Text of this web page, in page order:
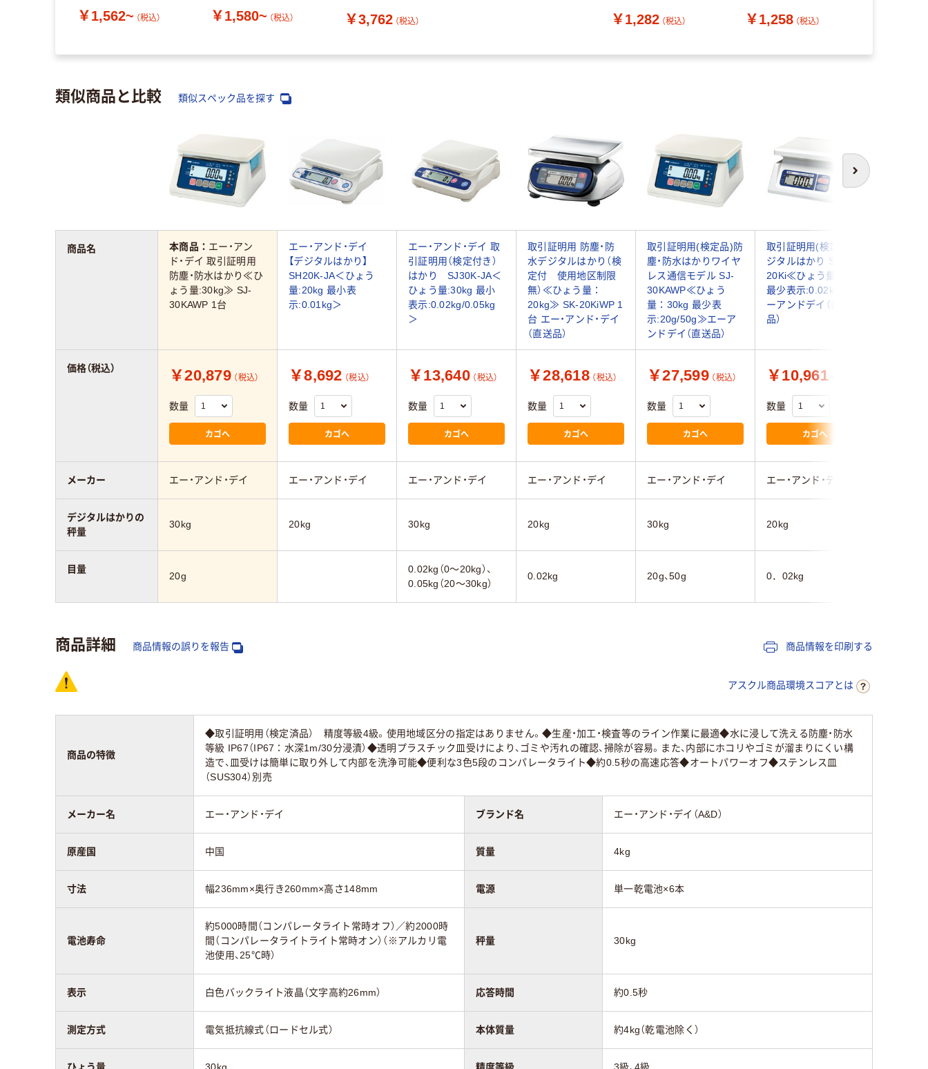
￥1,562~ （税込） ￥1,580~ （税込） ￥3,762 （税込）
1個
￥1,282 （税込） ￥1,258 （税込）
類似商品と比較 類似スペック品を探す
次へ
本商品： エー・アン
ド・デイ 取引証明用
防塵・防水はかり≪ひ
ょう量:30kg≫ SJ-
30KAWP 1台
エー・アンド・デイ
【デジタルはかり】
SH20K-JA＜ひょう
量:20kg 最小表
示:0.01kg＞
エー・アンド・デイ 取
引証明用（検定付き）
はかり SJ30K-JA＜
ひょう量:30kg 最小
表示:0.02kg/0.05kg
＞
取引証明用 防塵・防
水デジタルはかり（検
定付 使用地区制限
無）≪ひょう量：
20kg≫ SK-20KiWP 1
台 エー・アンド・デイ
（直送品）
取引証明用(検定品)防
塵・防水はかりワイヤ
レス通信モデル SJ-
30KAWP≪ひょう
量：30kg 最少表
示:20g/50g≫エーア
ンドデイ（直送品）
取引証明用(検定付)デ
ジタルはかり SK-
20Ki≪ひょう量:20kg
最少表示:0.02kg≫ エ
ーアンドデイ（直送
品）
￥20,879 （税込）
数量
カゴへ
￥8,692 （税込）
数量
カゴへ
￥13,640 （税込）
数量
カゴへ
￥28,618 （税込）
数量
カゴへ
￥27,599 （税込）
数量
カゴへ
￥10,961
数量
カゴへ
エー・アンド・デイ エー・アンド・デイ エー・アンド・デイ エー・アンド・デイ エー・アンド・デイ エー・アンド・デイ
30kg 20kg 30kg 20kg 30kg 20kg
20g
0.02kg（0～20kg）、
0.05kg（20～30kg）
0.02kg 20g、50g 0．02kg
商品名
価格（税込）
メーカー
デジタルはかりの
秤量
目量
商品詳細 商品情報の誤りを報告 商品情報を印刷する
アスクル商品環境スコアとは
商品の特徴
◆取引証明用（検定済品） 精度等級4級。使用地域区分の指定はありません。◆生産・加工・検査等のライン作業に最適◆水に浸して洗える防塵・防水
等級 IP67（IP67：水深1m/30分浸漬）◆透明プラスチック皿受けにより、ゴミや汚れの確認、掃除が容易。また、内部にホコリやゴミが溜まりにくい構
造で、皿受けは簡単に取り外して内部を洗浄可能◆便利な3色5段のコンパレータライト◆約0.5秒の高速応答◆オートパワーオフ◆ステンレス皿
（SUS304）別売
メーカー名 エー・アンド・デイ ブランド名 エー・アンド・デイ（A&D）
原産国 中国 質量 4kg
寸法 幅236mm×奥行き260mm×高さ148mm 電源 単一乾電池×6本
電池寿命
約5000時間（コンパレータライト常時オフ）／約2000時
間（コンパレータライトライト常時オン）（※アルカリ電
池使用、25℃時）
秤量 30kg
表示 白色バックライト液晶（文字高約26mm） 応答時間 約0.5秒
測定方式 電気抵抗線式（ロードセル式） 本体質量 約4kg（乾電池除く）